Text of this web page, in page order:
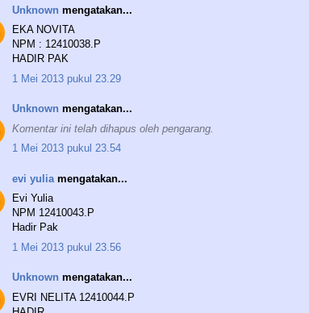
Unknown mengatakan...
EKA NOVITA
NPM : 12410038.P
HADIR PAK
1 Mei 2013 pukul 23.29
Unknown mengatakan...
Komentar ini telah dihapus oleh pengarang.
1 Mei 2013 pukul 23.54
evi yulia mengatakan...
Evi Yulia
NPM 12410043.P
Hadir Pak
1 Mei 2013 pukul 23.56
Unknown mengatakan...
EVRI NELITA 12410044.P